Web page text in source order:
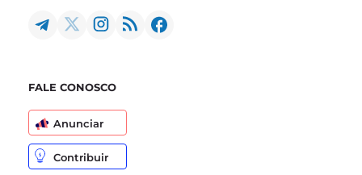
FALE CONOSCO
Anunciar
Contribuir